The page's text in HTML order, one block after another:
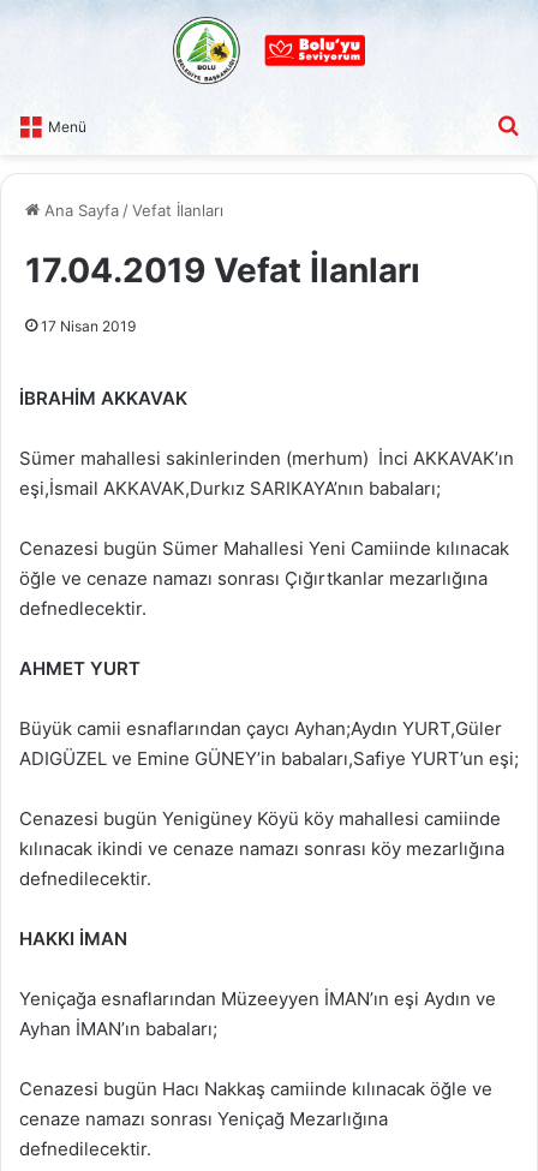
Menü
Ana Sayfa /Vefat İlanları
17.04.2019 Vefat İlanları
17 Nisan 2019
İBRAHİM AKKAVAK
Sümer mahallesi sakinlerinden (merhum) İnci AKKAVAK’ın
eşi,İsmail AKKAVAK,Durkız SARIKAYA’nın babaları;
Cenazesi bugün Sümer Mahallesi Yeni Camiinde kılınacak
öğle ve cenaze namazı sonrası Çığırtkanlar mezarlığına
defnedlecektir.
AHMET YURT
Büyük camii esnaflarından çaycı Ayhan;Aydın YURT,Güler
ADIGÜZEL ve Emine GÜNEY’in babaları,Safiye YURT’un eşi;
Cenazesi bugün Yenigüney Köyü köy mahallesi camiinde
kılınacak ikindi ve cenaze namazı sonrası köy mezarlığına
defnedilecektir.
HAKKI İMAN
Yeniçağa esnaflarından Müzeeyyen İMAN’ın eşi Aydın ve
Ayhan İMAN’ın babaları;
Cenazesi bugün Hacı Nakkaş camiinde kılınacak öğle ve
cenaze namazı sonrası Yeniçağ Mezarlığına
defnedilecektir.